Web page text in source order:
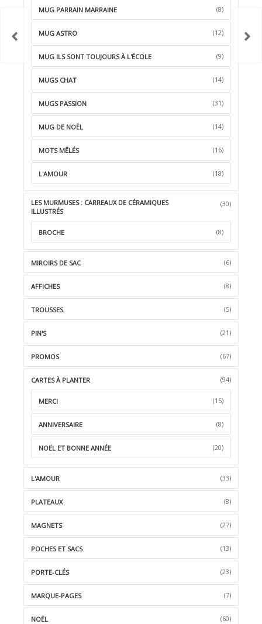
MUG PARRAIN MARRAINE (8)
MUG ASTRO (12)
MUG ILS SONT TOUJOURS À L'ÉCOLE (9)
MUGS CHAT (14)
MUGS PASSION (31)
MUG DE NOËL (14)
MOTS MÊLÉS (16)
L'AMOUR (18)
LES MURMUSES : CARREAUX DE CÉRAMIQUES
ILLUSTRÉS
(30)
BROCHE (8)
MIROIRS DE SAC (6)
AFFICHES (8)
TROUSSES (5)
PIN'S (21)
PROMOS (67)
CARTES À PLANTER (94)
MERCI (15)
ANNIVERSAIRE (8)
NOËL ET BONNE ANNÉE (20)
L'AMOUR (33)
PLATEAUX (8)
MAGNETS (27)
POCHES ET SACS (13)
PORTE-CLÉS (23)
MARQUE-PAGES (7)
NOËL (60)